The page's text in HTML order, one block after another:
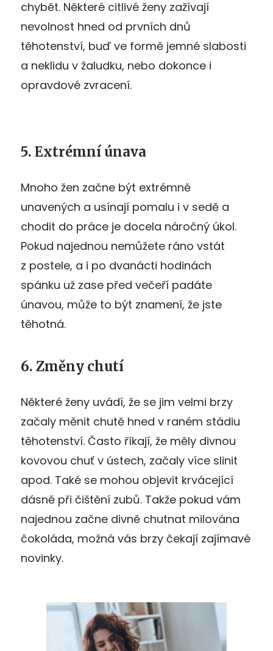
chybět. Některé citlivé ženy zažívají
nevolnost hned od prvních dnů
těhotenství, buď ve formě jemné slabosti
a neklidu v žaludku, nebo dokonce i
opravdové zvracení.
5. Extrémní únava
Mnoho žen začne být extrémně
unavených a usínají pomalu i v sedě a
chodit do práce je docela náročný úkol.
Pokud najednou nemůžete ráno vstát
z postele, a i po dvanácti hodinách
spánku už zase před večeří padáte
únavou, může to být znamení, že jste
těhotná.
6. Změny chutí
Některé ženy uvádí, že se jim velmi brzy
začaly měnit chutě hned v raném stádiu
těhotenství. Často říkají, že měly divnou
kovovou chuť v ústech, začaly více slinit
apod. Také se mohou objevit krvácející
dásně při čištění zubů. Takže pokud vám
najednou začne divně chutnat milována
čokoláda, možná vás brzy čekají zajímavé
novinky.